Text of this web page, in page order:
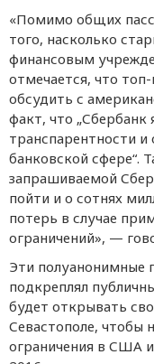
«Помимо общих
того, насколько
финансовым
отмечается, что
обсудить с
факт, что
транспарентности и
банковской сфере“.
запрашиваемой
пойти и о сотнях
потерь в случае
ограничений», —
Эти полуанонимные
подкреплял
будет открывать
Севастополе, чтобы
ограничения в США